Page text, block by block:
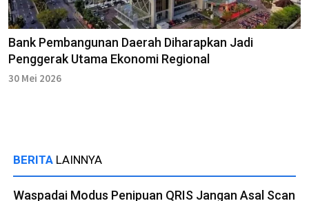
Bank Pembangunan Daerah Diharapkan Jadi
Penggerak Utama Ekonomi Regional
30 Mei 2026
BERITA LAINNYA
Waspadai Modus Penipuan QRIS Jangan Asal Scan